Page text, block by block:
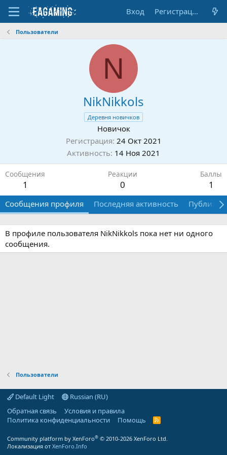
Вход Регистрация
Пользователи
N
NikNikkols
Деревня новичков
Новичок
Регистрация 24 Окт 2021
Активность 14 Ноя 2021
Сообщения
1
Реакции
0
Баллы
1
Сообщения профиля Последняя активность
В профиле пользователя NikNikkols пока нет ни одного
сообщения.
Пользователи
Default Light
Russian (RU)
Обратная связь
Условия и правила
Политика конфиденциальности
Помощь
R
Community platform by XenForo® © 2010-2026 XenForo Ltd.
Локализация от XenForo.Info